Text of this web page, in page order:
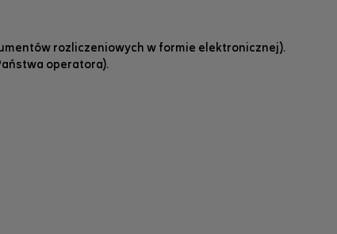
rozliczeniowych w formie elektronicznej).
operatora).